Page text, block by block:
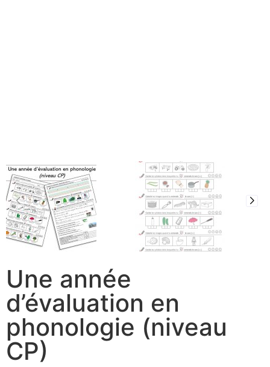
Une année
d’évaluation en
phonologie (niveau
CP)